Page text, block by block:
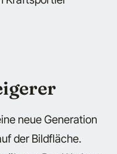
neue Generation
der Bildfläche.